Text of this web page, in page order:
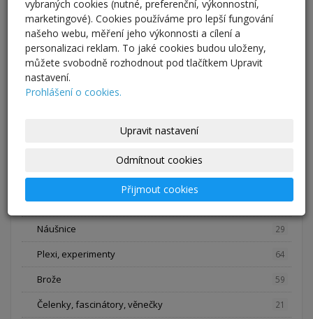
Šperky, módní a svatební doplňky
Náhrdelníky 50
Náramky 6
Náušnice 29
Plexi, experimenty 64
Brože 59
Čelenky, fascinátory, věnečky 21
vybraných cookies (nutné, preferenční, výkonnostní,
marketingové). Cookies používáme pro lepší fungování
našeho webu, měření jeho výkonnosti a cílení a
personalizaci reklam. To jaké cookies budou uloženy,
můžete svobodně rozhodnout pod tlačítkem Upravit
nastavení.
Prohlášení o cookies.
Upravit nastavení
Odmítnout cookies
Přijmout cookies